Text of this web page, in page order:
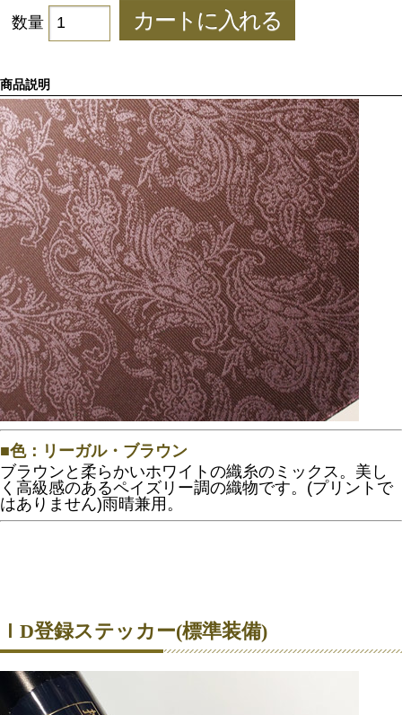
数量
商品説明
■色：リーガル・ブラウン
ブラウンと柔らかいホワイトの織糸のミックス。美し
く高級感のあるペイズリー調の織物です。(プリントで
はありません)雨晴兼用。
ＩD登録ステッカー(標準装備)